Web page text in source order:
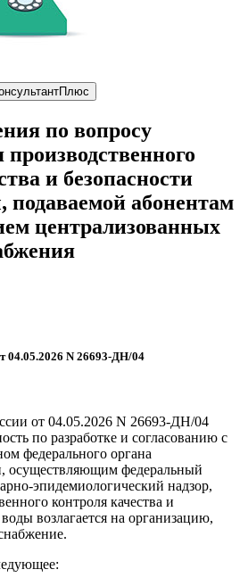
по вопросу
и безопасности
подаваемой абонентам
централизованных
04.05.2026 N 26693-ДН/04
от 04.05.2026 N 26693-ДН/04
по разработке и согласованию с
федерального органа
осуществляющим федеральный
эпидемиологический надзор,
контроля качества и
возлагается на организацию,